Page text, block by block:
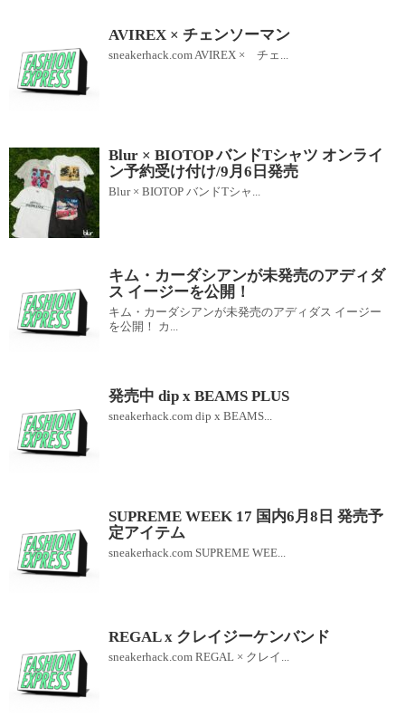
AVIREX × チェンソーマン
sneakerhack.com AVIREX × チェ...
Blur × BIOTOP バンドTシャツ オンライ
ン予約受け付け/9月6日発売
Blur × BIOTOP バンドTシャ...
キム・カーダシアンが未発売のアディダ
ス イージーを公開！
キム・カーダシアンが未発売のアディダス イージー
を公開！ カ...
発売中 dip x BEAMS PLUS
sneakerhack.com dip x BEAMS...
SUPREME WEEK 17 国内6月8日 発売予
定アイテム
sneakerhack.com SUPREME WEE...
REGAL x クレイジーケンバンド
sneakerhack.com REGAL × クレイ...